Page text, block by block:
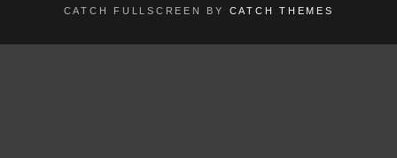
CATCH FULLSCREEN BY CATCH THEMES